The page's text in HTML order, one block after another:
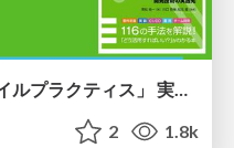
チームではじめる 「アジャイルプラクティス」 実践の第一歩 / First step to start implementing "Agile Practices" with your team
2 1.8k